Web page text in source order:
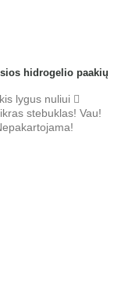
hidrogelio paakių
lygus nuliui 
stebuklas! Vau!
ant odos